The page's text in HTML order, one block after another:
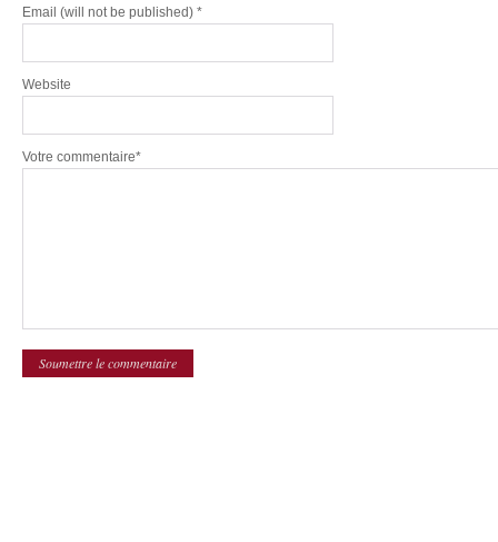
Email (will not be published) *
Website
Votre commentaire*